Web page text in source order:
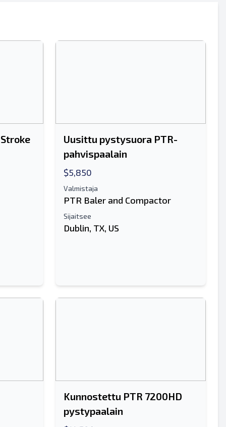
Uusittu pystysuora PTR-
pahvispaalain
$5,850
Valmistaja
PTR Baler and Compactor
Sijaitsee
Dublin, TX, US
Kunnostettu PTR 7200HD
pystypaalain